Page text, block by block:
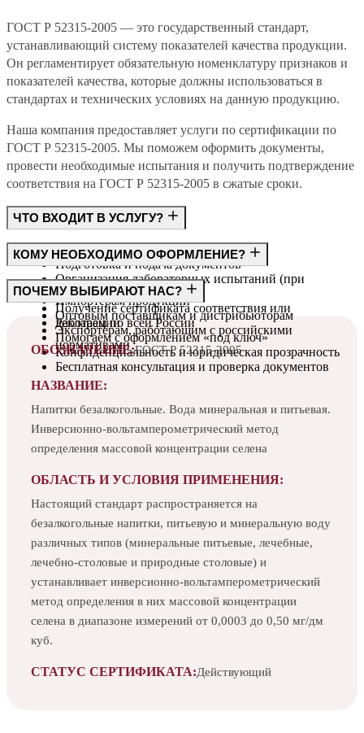
ГОСТ Р 52315-2005 — это государственный стандарт,
устанавливающий систему показателей качества продукции.
Он регламентирует обязательную номенклатуру признаков и
показателей качества, которые должны использоваться в
стандартах и технических условиях на данную продукцию.
Наша компания предоставляет услуги по сертификации по
ГОСТ Р 52315-2005. Мы поможем оформить документы,
провести необходимые испытания и получить подтверждение
соответствия на ГОСТ Р 52315-2005 в сжатые сроки.
ЧТО ВХОДИТ В УСЛУГУ?
Консультация по требованиям ГОСТ
Подготовка и подача документов
Организация лабораторных испытаний (при
необходимости)
Получение сертификата соответствия или
декларации
КОМУ НЕОБХОДИМО ОФОРМЛЕНИЕ?
Производителям
Импортёрам продукции
Оптовым поставщикам и дистрибьюторам
Экспортёрам, работающим с российскими
нормативами
ПОЧЕМУ ВЫБИРАЮТ НАС?
Работаем по всей России
Помогаем с оформлением «под ключ»
Конфиденциальность и юридическая прозрачность
Бесплатная консультация и проверка документов
ОБОЗНАЧЕНИЕ:ГОСТ Р 52315-2005
НАЗВАНИЕ:
Напитки безалкогольные. Вода минеральная и питьевая.
Инверсионно-вольтамперометрический метод
определения массовой концентрации селена
ОБЛАСТЬ И УСЛОВИЯ ПРИМЕНЕНИЯ:
Настоящий стандарт распространяется на
безалкогольные напитки, питьевую и минеральную воду
различных типов (минеральные питьевые, лечебные,
лечебно-столовые и природные столовые) и
устанавливает инверсионно-вольтамперометрический
метод определения в них массовой концентрации
селена в диапазоне измерений от 0,0003 до 0,50 мг/дм
куб.
СТАТУС СЕРТИФИКАТА:Действующий